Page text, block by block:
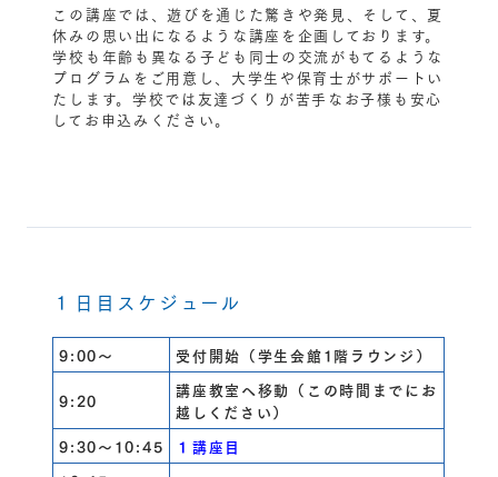
この講座では、遊びを通じた驚きや発見、そして、夏
休みの思い出になるような講座を企画しております。
学校も年齢も異なる子ども同士の交流がもてるような
プログラムをご用意し、大学生や保育士がサポートい
たします。学校では友達づくりが苦手なお子様も安心
してお申込みください。
１日目スケジュール
9:00～ 受付開始（学生会館1階ラウンジ）
9:20
講座教室へ移動（この時間までにお
越しください）
9:30～10:45
１講座目